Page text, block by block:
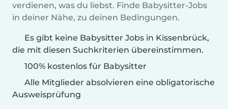
verdienen, was du liebst. Finde Babysitter-Jobs
in deiner Nähe, zu deinen Bedingungen.
Es gibt keine Babysitter Jobs in Kissenbrück,
die mit diesen Suchkriterien übereinstimmen.
100% kostenlos für Babysitter
Alle Mitglieder absolvieren eine obligatorische
Ausweisprüfung